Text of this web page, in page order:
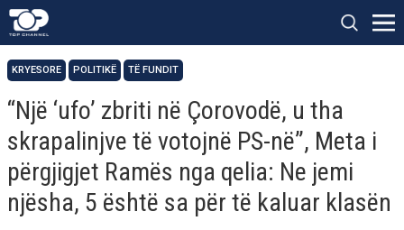
KRYESORE POLITIKË TË FUNDIT
“Një ‘ufo’ zbriti në Çorovodë, u tha
skrapalinjve të votojnë PS-në”, Meta i
përgjigjet Ramës nga qelia: Ne jemi
njësha, 5 është sa për të kaluar klasën